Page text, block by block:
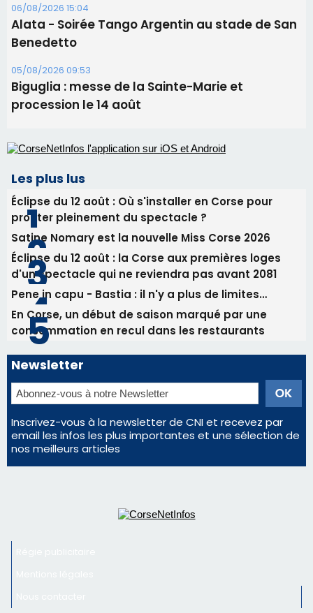
06/08/2026 15:04
Alata - Soirée Tango Argentin au stade de San
Benedetto
05/08/2026 09:53
Biguglia : messe de la Sainte-Marie et
procession le 14 août
Les plus lus
Éclipse du 12 août : Où s'installer en Corse pour
profiter pleinement du spectacle ?
Satine Nomary est la nouvelle Miss Corse 2026
Éclipse du 12 août : la Corse aux premières loges
d'un spectacle qui ne reviendra pas avant 2081
Pene in capu - Bastia : il n'y a plus de limites…
En Corse, un début de saison marqué par une
consommation en recul dans les restaurants
Newsletter
Inscrivez-vous à la newsletter de CNI et recevez par
email les infos les plus importantes et une sélection de
nos meilleurs articles